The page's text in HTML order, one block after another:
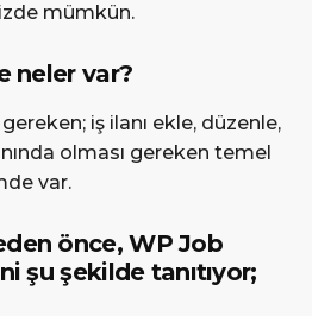
mümkün.
neler var?
iş ilanı ekle, düzenle,
olması gereken temel
var.
önce, WP Job
şu şekilde tanıtıyor;